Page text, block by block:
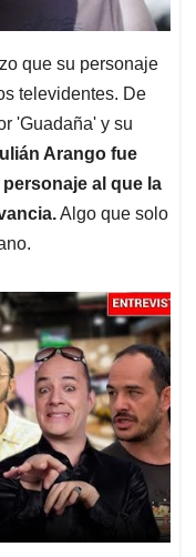
que su personaje
televidentes. De
'Guadaña' y su
Arango fue
al que la
Algo que solo